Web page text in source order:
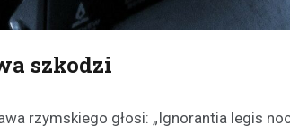
szkodzi
rzymskiego głosi: „Ignorantia legis